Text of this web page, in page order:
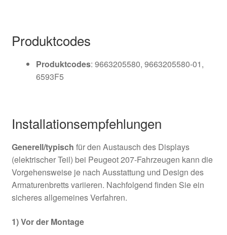
Produktcodes
Produktcodes: 9663205580, 9663205580-01,
6593F5
Installationsempfehlungen
Generell/typisch für den Austausch des Displays
(elektrischer Teil) bei Peugeot 207-Fahrzeugen kann die
Vorgehensweise je nach Ausstattung und Design des
Armaturenbretts variieren. Nachfolgend finden Sie ein
sicheres allgemeines Verfahren.
1) Vor der Montage